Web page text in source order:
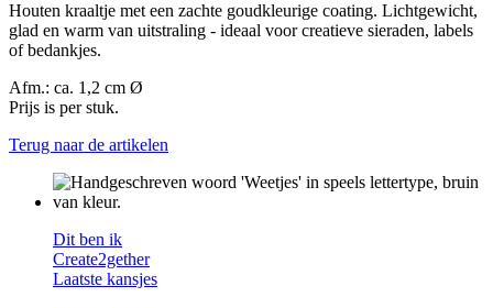
Houten kraaltje met een zachte goudkleurige coating. Lichtgewicht,
glad en warm van uitstraling - ideaal voor creatieve sieraden, labels
of bedankjes.
Afm.: ca. 1,2 cm Ø
Prijs is per stuk.
Terug naar de artikelen
Dit ben ik
Create2gether
Laatste kansjes